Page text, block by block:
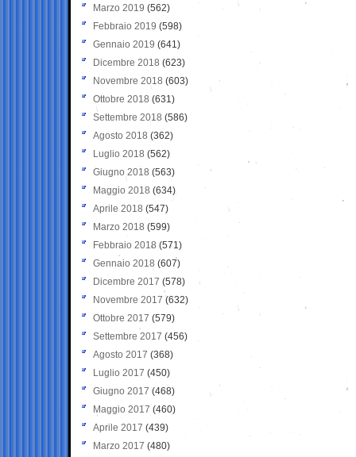
Marzo 2019 (562)
Febbraio 2019 (598)
Gennaio 2019 (641)
Dicembre 2018 (623)
Novembre 2018 (603)
Ottobre 2018 (631)
Settembre 2018 (586)
Agosto 2018 (362)
Luglio 2018 (562)
Giugno 2018 (563)
Maggio 2018 (634)
Aprile 2018 (547)
Marzo 2018 (599)
Febbraio 2018 (571)
Gennaio 2018 (607)
Dicembre 2017 (578)
Novembre 2017 (632)
Ottobre 2017 (579)
Settembre 2017 (456)
Agosto 2017 (368)
Luglio 2017 (450)
Giugno 2017 (468)
Maggio 2017 (460)
Aprile 2017 (439)
Marzo 2017 (480)